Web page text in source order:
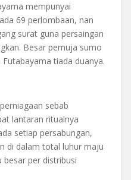
mempunyai
69 perlombaan, nan
surat guna persaingan
Besar pemuja sumo
tiada duanya.
sebab
lantaran ritualnya
setiap persabungan,
di dalam total luhur maju
besar per distribusi